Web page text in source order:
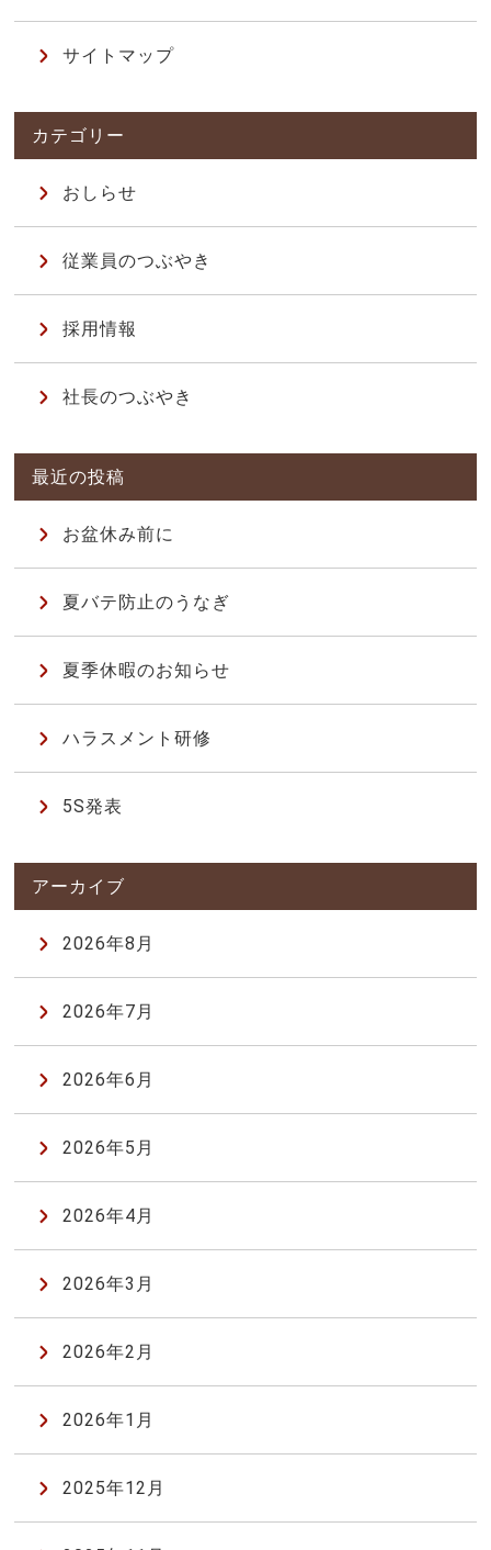
サイトマップ
おしらせ
従業員のつぶやき
採用情報
社長のつぶやき
お盆休み前に
夏バテ防止のうなぎ
夏季休暇のお知らせ
ハラスメント研修
5S発表
2026年8月
2026年7月
2026年6月
2026年5月
2026年4月
2026年3月
2026年2月
2026年1月
2025年12月